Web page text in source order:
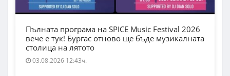
Пълната програма на SPICE Music Festival 2026
вече е тук! Бургас отново ще бъде музикалната
столица на лятото
03.08.2026 12:43ч.